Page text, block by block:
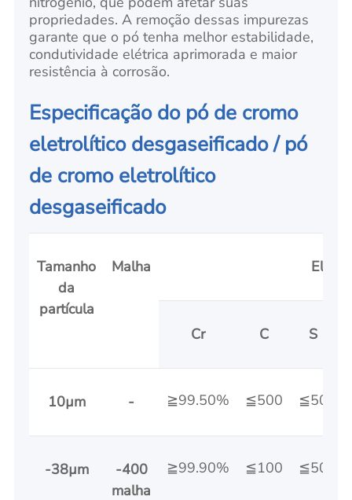
propriedades. A remoção dessas impurezas
garante que o pó tenha melhor estabilidade,
condutividade elétrica aprimorada e maior
resistência à corrosão.
Especificação do pó de cromo
eletrolítico desgaseificado / pó
de cromo eletrolítico
desgaseificado
Tamanho
da
partícula
Malha
Cr C S
10µm - ≧99.50% ≦500 ≦50
-38µm
-400
malha
≧99.90% ≦100 ≦50